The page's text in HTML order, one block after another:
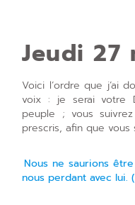
Jeudi 27
Voici l’ordre que j’ai
voix : je serai votre
peuple ; vous
prescris, afin que vous
Nous ne saurions
nous perdant avec lui. (